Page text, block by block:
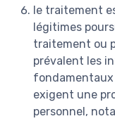
le traitement
légitimes
traitement ou
prévalent les
fondamentaux
exigent une
personnel,